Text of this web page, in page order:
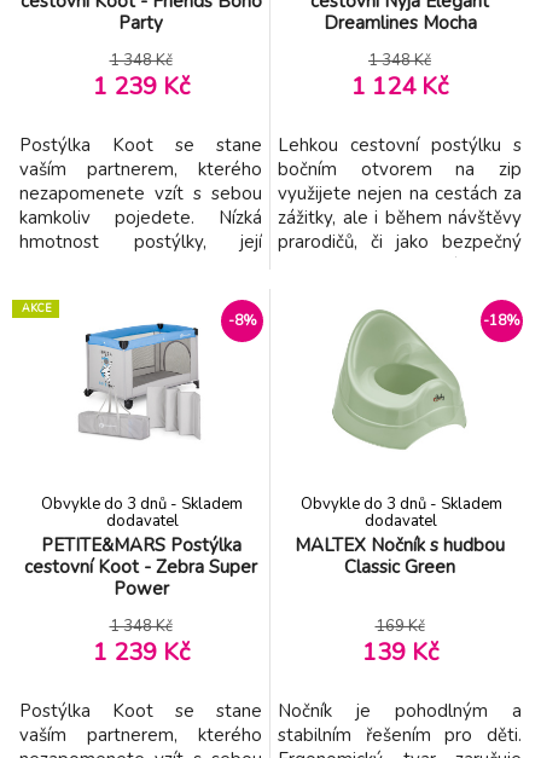
Party
1 348 Kč
1 239 Kč
Postýlka Koot se stane
vaším partnerem, kterého
nezapomenete vzít s sebou
kamkoliv pojedete. Nízká
hmotnost postýlky, její
proč ji mít vždy připravenou
na cesty. Stabilní konstrukce
a prodyšná textilie, odolná
proti protržení. Postýlka má
unikátní systém Double Lock,
který zabraňuje je
Dreamlines Mocha
1 348 Kč
1 124 Kč
Lehkou cestovní postýlku s
bočním otvorem na zip
využijete nejen na cestách za
zážitky, ale i během návštěvy
prarodičů, či jako bezpečný
Vlastnosti: - Jednu síťovanou
bočnici postýlky lze
rozepnout, aby dítě mohlo
pohodlně lézt do / i z
postýlky. - Síťka nabízí lepší
vizuální kontakt s Vaším děť
AKCE
-8%
PETITE&MARS Postýlka
cestovní Koot - Zebra Super
Power
Obvykle do 3 dnů - Skladem
dodavatel
1 348 Kč
1 239 Kč
Postýlka Koot se stane
vaším partnerem, kterého
-18%
MALTEX Nočník s hudbou
Classic Green
Obvykle do 3 dnů - Skladem
dodavatel
169 Kč
139 Kč
Nočník je pohodlným a
stabilním řešením pro děti.